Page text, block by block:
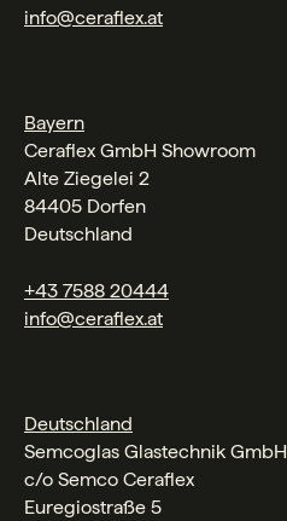
info@ceraflex.at
Bayern
Ceraflex GmbH Showroom
Alte Ziegelei 2
84405 Dorfen
Deutschland
+43 7588 20444
info@ceraflex.at
Deutschland
Semcoglas Glastechnik GmbH
c/o Semco Ceraflex
Euregiostraße 5